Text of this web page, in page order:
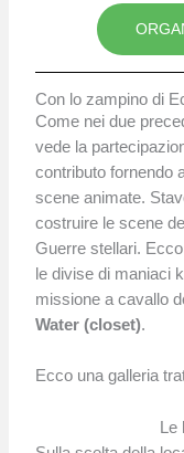
Con lo zampino di
Come nei due
vede la
contributo fornendo
scene animate.
costruire le scene
Guerre stellari.
le divise di maniaci
missione a cavallo
Water (closet).
Ecco una galleria
Le